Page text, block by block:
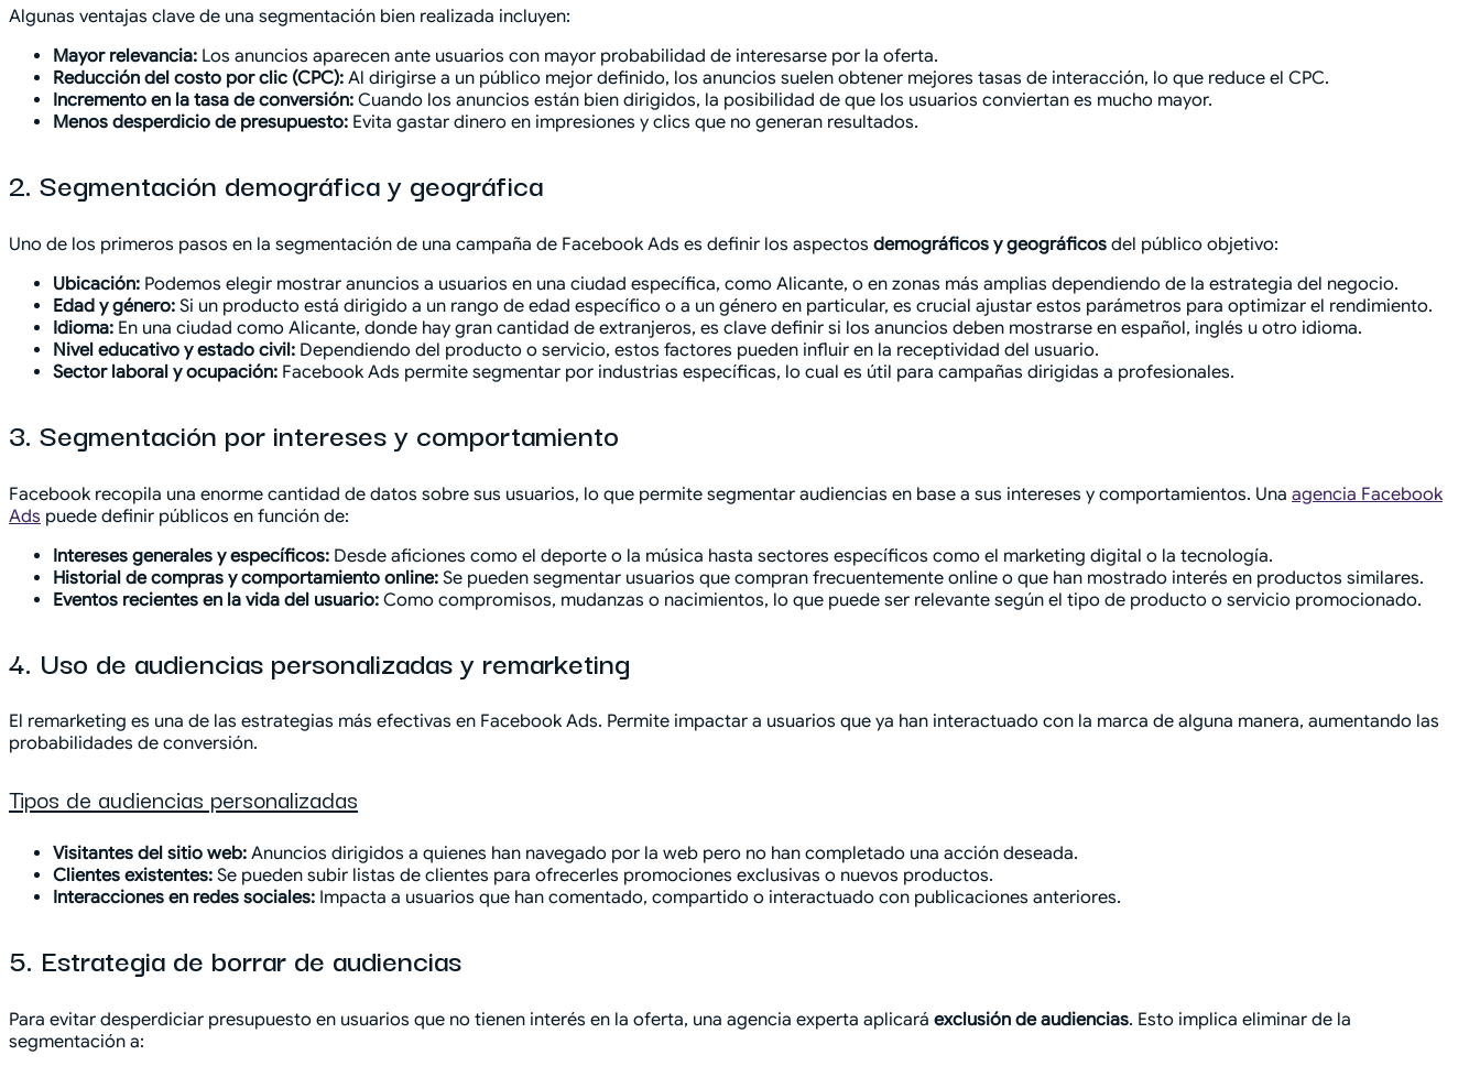
Algunas ventajas clave de una segmentación bien realizada incluyen:
Mayor relevancia: Los anuncios aparecen ante usuarios con mayor probabilidad de interesarse por la oferta.
Reducción del costo por clic (CPC): Al dirigirse a un público mejor definido, los anuncios suelen obtener mejores tasas de interacción, lo que reduce el CPC.
Incremento en la tasa de conversión: Cuando los anuncios están bien dirigidos, la posibilidad de que los usuarios conviertan es mucho mayor.
Menos desperdicio de presupuesto: Evita gastar dinero en impresiones y clics que no generan resultados.
2. Segmentación demográfica y geográfica
Uno de los primeros pasos en la segmentación de una campaña de Facebook Ads es definir los aspectos demográficos y geográficos del público objetivo:
Ubicación: Podemos elegir mostrar anuncios a usuarios en una ciudad específica, como Alicante, o en zonas más amplias dependiendo de la estrategia del negocio.
Edad y género: Si un producto está dirigido a un rango de edad específico o a un género en particular, es crucial ajustar estos parámetros para optimizar el rendimiento.
Idioma: En una ciudad como Alicante, donde hay gran cantidad de extranjeros, es clave definir si los anuncios deben mostrarse en español, inglés u otro idioma.
Nivel educativo y estado civil: Dependiendo del producto o servicio, estos factores pueden influir en la receptividad del usuario.
Sector laboral y ocupación: Facebook Ads permite segmentar por industrias específicas, lo cual es útil para campañas dirigidas a profesionales.
3. Segmentación por intereses y comportamiento
Facebook recopila una enorme cantidad de datos sobre sus usuarios, lo que permite segmentar audiencias en base a sus intereses y comportamientos. Una agencia Facebook
Ads puede definir públicos en función de:
Intereses generales y específicos: Desde aficiones como el deporte o la música hasta sectores específicos como el marketing digital o la tecnología.
Historial de compras y comportamiento online: Se pueden segmentar usuarios que compran frecuentemente online o que han mostrado interés en productos similares.
Eventos recientes en la vida del usuario: Como compromisos, mudanzas o nacimientos, lo que puede ser relevante según el tipo de producto o servicio promocionado.
4. Uso de audiencias personalizadas y remarketing
El remarketing es una de las estrategias más efectivas en Facebook Ads. Permite impactar a usuarios que ya han interactuado con la marca de alguna manera, aumentando las
probabilidades de conversión.
Tipos de audiencias personalizadas
Visitantes del sitio web: Anuncios dirigidos a quienes han navegado por la web pero no han completado una acción deseada.
Clientes existentes: Se pueden subir listas de clientes para ofrecerles promociones exclusivas o nuevos productos.
Interacciones en redes sociales: Impacta a usuarios que han comentado, compartido o interactuado con publicaciones anteriores.
5. Estrategia de borrar de audiencias
Para evitar desperdiciar presupuesto en usuarios que no tienen interés en la oferta, una agencia experta aplicará exclusión de audiencias. Esto implica eliminar de la
segmentación a: